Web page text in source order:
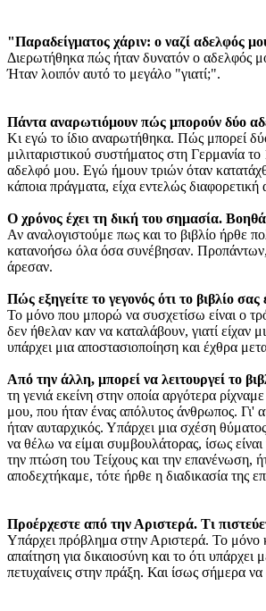
"Παραδείγματος χάριν: ο ναζί αδελφός
Διερωτήθηκα πώς ήταν δυνατόν ο αδελφός
Ήταν λοιπόν αυτό το μεγάλο "γιατί;".
Πάντα αναρωτιόμουν πώς μπορούν δύο
Κι εγώ το ίδιο αναρωτήθηκα. Πώς μπορεί
μιλιταριστικού συστήματος στη Γερμανία
αδελφό μου. Εγώ ήμουν τριών όταν
κάποια πράγματα, είχα εντελώς
Ο χρόνος έχει τη δική του σημασία.
Αν αναλογιστούμε πως και το βιβλίο ήρθε
κατανοήσω όλα όσα συνέβησαν.
άρεσαν.
Πώς εξηγείτε το γεγονός ότι το βιβλίο
Το μόνο που μπορώ να συσχετίσω είναι ο
δεν ήθελαν καν να καταλάβουν, γιατί είχαν
υπάρχει μια αποστασιοποίηση και έχθρα
Από την άλλη, μπορεί να λειτουργεί το
τη γενιά εκείνη στην οποία αργότερα
μου, που ήταν ένας απόλυτος άνθρωπος. Γι'
ήταν αυταρχικός. Υπάρχει μια σχέση
να θέλω να είμαι συμβουλάτορας, ίσως
την πτώση του Τείχους και την επανένωση,
αποδεχτήκαμε, τότε ήρθε η διαδικασία της
Προέρχεστε από την Αριστερά. Τι
Υπάρχει πρόβλημα στην Αριστερά. Το μόνο
απαίτηση για δικαιοσύνη και το ότι
πετυχαίνεις στην πράξη. Και ίσως σήμερα